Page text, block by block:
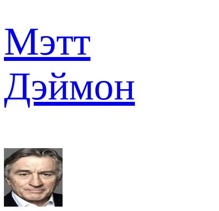
Мэтт
Дэймон